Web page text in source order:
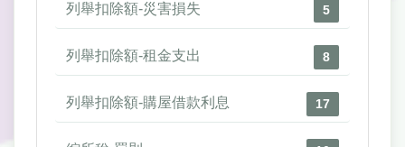
列舉扣除額-災害損失 5
列舉扣除額-租金支出 8
列舉扣除額-購屋借款利息 17